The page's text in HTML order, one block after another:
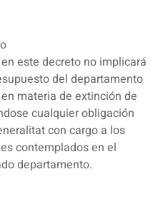
este decreto no implicará
del departamento
materia de extinción de
cualquier obligación
con cargo a los
contemplados en el
departamento.